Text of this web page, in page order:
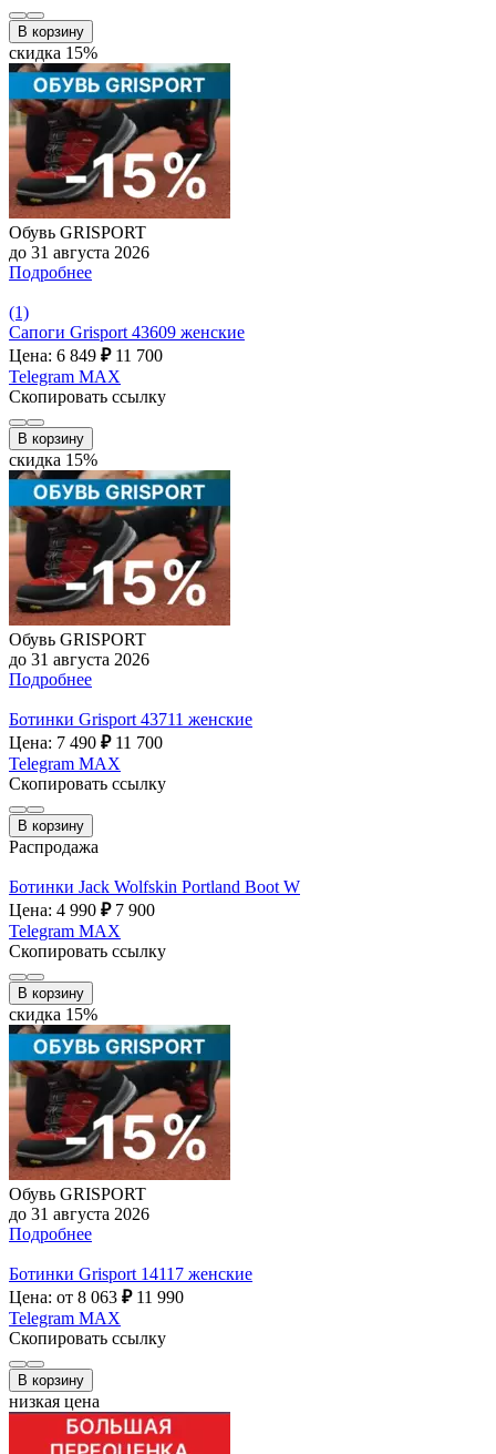
В корзину
скидка 15%
Обувь GRISPORT
до 31 августа 2026
Подробнее
(1)
Сапоги Grisport 43609 женские
Цена: 6 849 ₽ 11 700
Telegram MAX
Скопировать ссылку
В корзину
скидка 15%
Обувь GRISPORT
до 31 августа 2026
Подробнее
Ботинки Grisport 43711 женские
Цена: 7 490 ₽ 11 700
Telegram MAX
Скопировать ссылку
В корзину
Распродажа
Ботинки Jack Wolfskin Portland Boot W
Цена: 4 990 ₽ 7 900
Telegram MAX
Скопировать ссылку
В корзину
скидка 15%
Обувь GRISPORT
до 31 августа 2026
Подробнее
Ботинки Grisport 14117 женские
Цена: от 8 063 ₽ 11 990
Telegram MAX
Скопировать ссылку
В корзину
низкая цена